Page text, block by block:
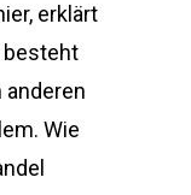
erklärt
besteht
anderen
Wie